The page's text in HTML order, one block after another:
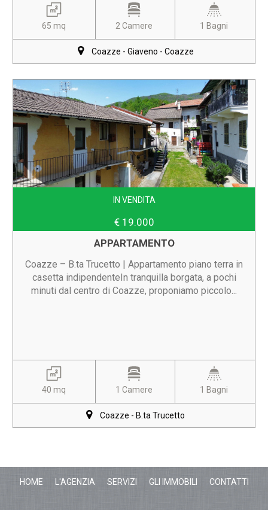
65 mq 2 Camere 1 Bagni
Coazze - Giaveno - Coazze
IN VENDITA
€ 19.000
APPARTAMENTO
Coazze – B.ta Trucetto | Appartamento piano terra in
casetta indipendenteIn tranquilla borgata, a pochi
minuti dal centro di Coazze, proponiamo piccolo...
40 mq 1 Camere 1 Bagni
Coazze - B.ta Trucetto
HOME L'AGENZIA SERVIZI GLI IMMOBILI CONTATTI